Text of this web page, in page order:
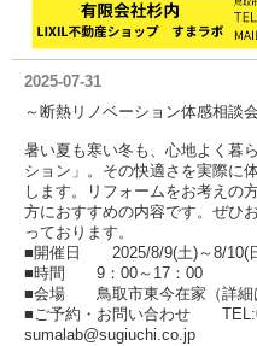
2025-07-31
～断熱リノベーション体感相
暑い夏も寒い冬も、心地よく暮
ション」。その快適さを実際に
します。リフォームをお考えの
方におすすめの内容です。ぜひ
っております。
■開催日 2025/8/9(土)～8/10(
■時間 9：00～17：00
■会場 鳥取市東今在家（詳細
■ご予約・お問い合わせ
sumalab@sugiuchi.co.jp